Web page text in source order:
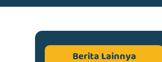
Berita Lainnya